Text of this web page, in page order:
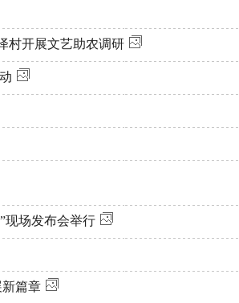
村开展文艺助农调研
现场发布会举行
篇章